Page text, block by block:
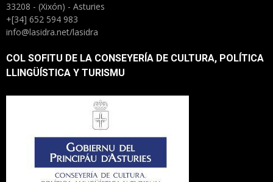
33208 - (Xixón) - Asturies
+[34] 652 594 983
info@lasidra.net/lasidra
COL SOFITU DE LA CONSEYERÍA DE CULTURA, POLÍTICA
LLINGÜÍSTICA Y TURISMU